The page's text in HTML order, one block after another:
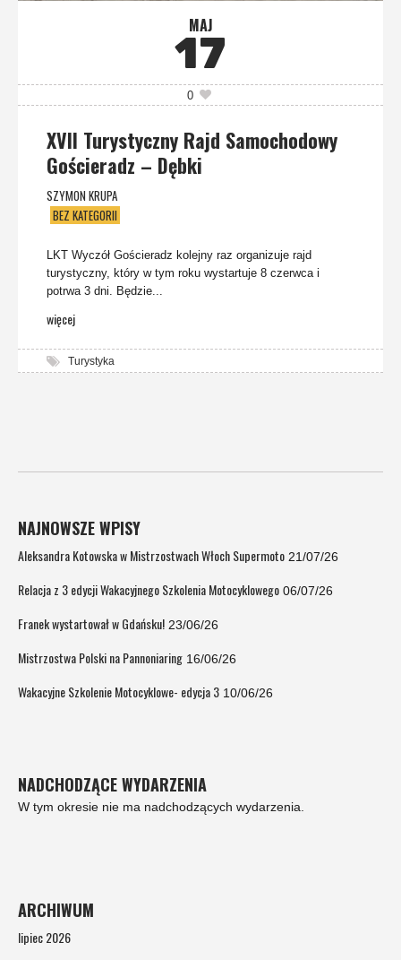
MAJ
17
0
XVII Turystyczny Rajd Samochodowy
Gościeradz – Dębki
SZYMON KRUPA
BEZ KATEGORII
LKT Wyczół Gościeradz kolejny raz organizuje rajd
turystyczny, który w tym roku wystartuje 8 czerwca i
potrwa 3 dni. Będzie...
więcej
Turystyka
NAJNOWSZE WPISY
Aleksandra Kotowska w Mistrzostwach Włoch Supermoto 21/07/26
Relacja z 3 edycji Wakacyjnego Szkolenia Motocyklowego 06/07/26
Franek wystartował w Gdańsku! 23/06/26
Mistrzostwa Polski na Pannoniaring 16/06/26
Wakacyjne Szkolenie Motocyklowe- edycja 3 10/06/26
NADCHODZĄCE WYDARZENIA
W tym okresie nie ma nadchodzących wydarzenia.
ARCHIWUM
lipiec 2026